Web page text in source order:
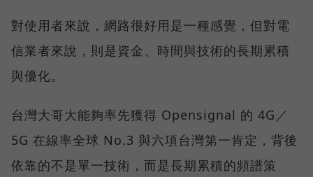
對使用者來說，網路很好用是一種感覺，但對電
信業者來說，則是資金、時間與技術的長期累積
與優化。
台灣大哥大能夠率先獲得 Opensignal 的 4G／
5G 在線率全球 No.3 與六項台灣第一肯定，背後
依靠的不是單一技術，而是長期累積的頻譜策